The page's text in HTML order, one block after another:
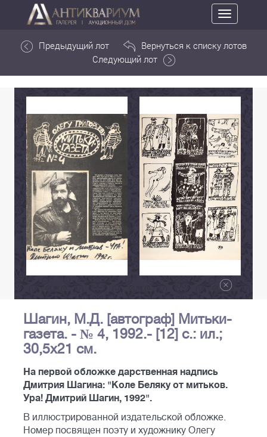
Toggle
navigation
Предыдущий лот
Вернуться к списку лотов
Следующий лот
Шагин, М.Д. [автограф] Митьки-
газета. - № 4, 1992.- [12] с.: ил.;
30,5х21 см.
На первой обложке дарственная надпись
Дмитрия Шагина: "Коле Беляку от митьков.
Ура! Дмитрий Шагин, 1992".
В иллюстрированной издательской обложке.
Номер посвящен поэту и художнику Олегу